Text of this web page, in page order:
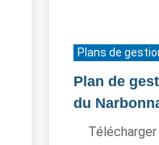
Plans de
Plan de
du